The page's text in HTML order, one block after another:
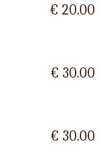
€ 20.00
€ 30.00
€ 30.00